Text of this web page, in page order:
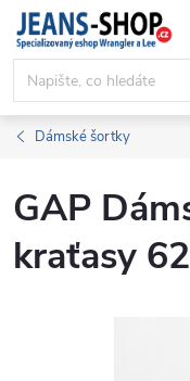
Přejít
obsah
Dámské šortky
GAP
kraťasy